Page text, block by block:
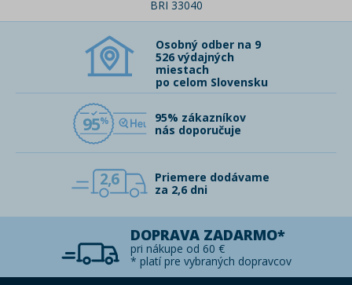
BRI 33040
Osobný odber na 9
526 výdajných
miestach
po celom Slovensku
95
95% zákazníkov
nás doporučuje
2,6
Priemere dodávame
za 2,6 dni
DOPRAVA ZADARMO*
pri nákupe od 60 €
* platí pre vybraných dopravcov